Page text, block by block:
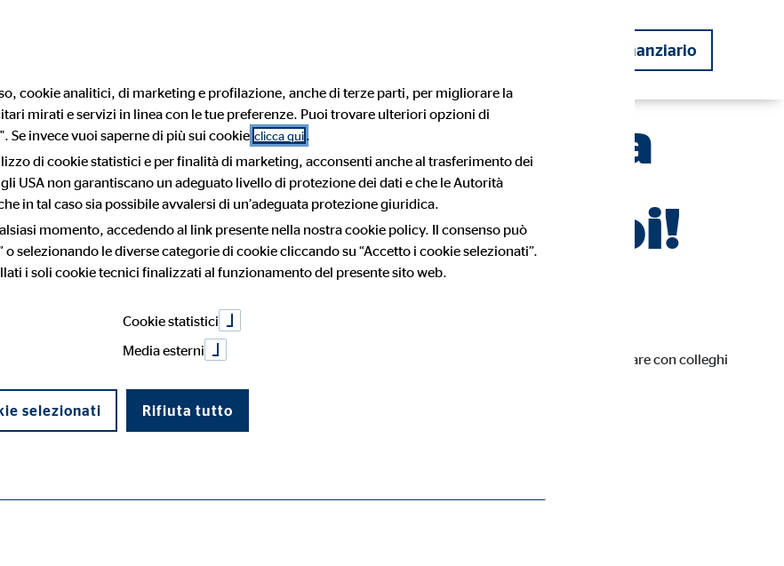
Diventare consulente finanziario
una nuova carriera
Inizia a lavorare con noi!
e un senso preciso: è questo ciò che rende il lavoro come consulente OVB così speciale.
della monotonia della tua routine lavorativa e hai voglia di essere indipendente e allo stesso tempo lavorare con colleghi
cookie analitici, di marketing e profilazione, anche di terze parti, per migliorare la
mirati e servizi in linea con le tue preferenze. Puoi trovare ulteriori opzioni di
invece vuoi saperne di più sui cookie clicca qui .
di cookie statistici e per finalità di marketing, acconsenti anche al trasferimento dei
USA non garantiscano un adeguato livello di protezione dei dati e che le Autorità
in tal caso sia possibile avvalersi di un’adeguata protezione giuridica.
momento, accedendo al link presente nella nostra cookie policy. Il consenso può
selezionando le diverse categorie di cookie cliccando su “Accetto i cookie selezionati”.
i soli cookie tecnici finalizzati al funzionamento del presente sito web.
Cookie statistici
Media esterni
selezionati Rifiuta tutto